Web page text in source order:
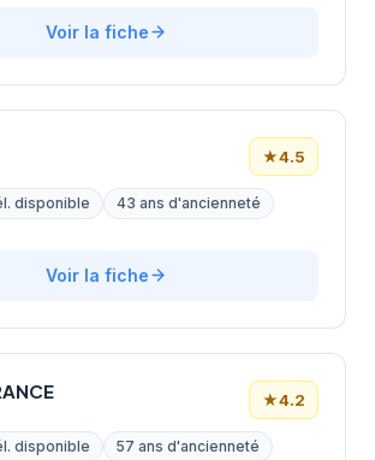
Voir la fiche
★4.5
disponible
43 ans d'ancienneté
Voir la fiche
★4.2
disponible 57 ans d'ancienneté